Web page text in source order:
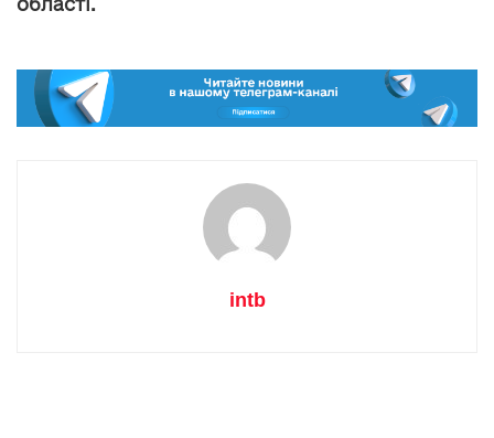
intb